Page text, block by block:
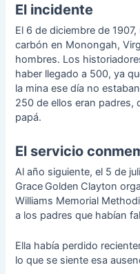
El incidente
El 6 de diciembre de
carbón en Monongah,
hombres. Los
haber llegado a 500, ya
la mina ese día no
250 de ellos eran padres,
papá.
El servicio
Al año siguiente, el 5 de
Grace Golden Clayton
Williams Memorial
a los padres que habían
Ella había perdido
lo que se siente esa